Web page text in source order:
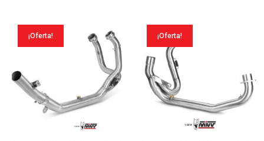
era:
436.25€.
¡Oferta! ¡Oferta!